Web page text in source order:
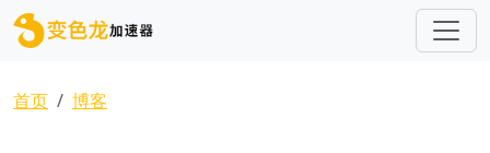
跳转到主要内容
面包屑
首页 博客